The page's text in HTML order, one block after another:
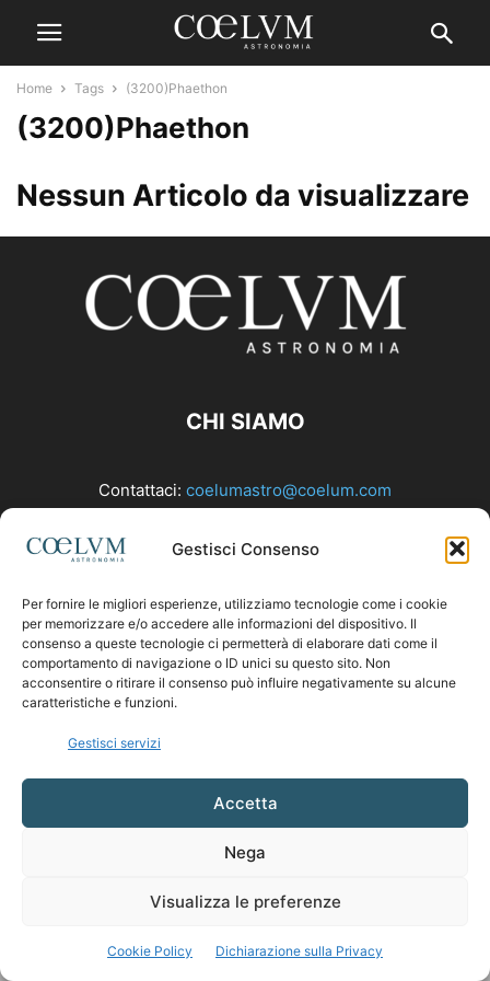
Gestisci Consenso
Per fornire le migliori esperienze, utilizziamo tecnologie come i cookie
per memorizzare e/o accedere alle informazioni del dispositivo. Il
consenso a queste tecnologie ci permetterà di elaborare dati come il
comportamento di navigazione o ID unici su questo sito. Non
acconsentire o ritirare il consenso può influire negativamente su alcune
caratteristiche e funzioni.
Gestisci servizi
Accetta
Nega
Visualizza le preferenze
Cookie Policy Dichiarazione sulla Privacy
Home Tags (3200)Phaethon
(3200)Phaethon
Nessun Articolo da visualizzare
CHI SIAMO
Contattaci: coelumastro@coelum.com
SEGUICI